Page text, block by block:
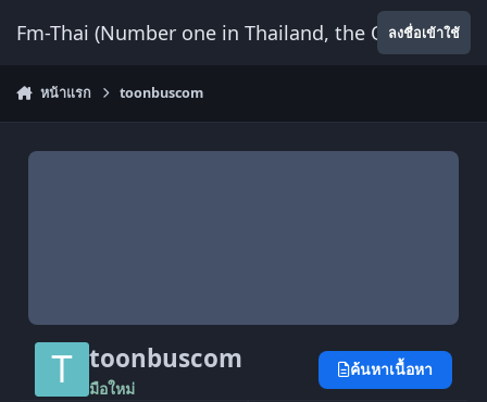
Fm-Thai (Number one in Thailand, the Onlyลงชื่อเข้าใช้
หน้าแรก toonbuscom
toonbuscom
มือใหม่
ค้นหาเนื้อหา